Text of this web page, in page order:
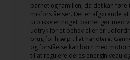
barnet og familien, da det kan føre
misforståelser. Det er afgørende
uro ikke er noget, barnet gør med
udtryk for et behov eller en
brug for hjælp til at håndtere.
og forståelse kan børn med
til at regulere deres energiniveau